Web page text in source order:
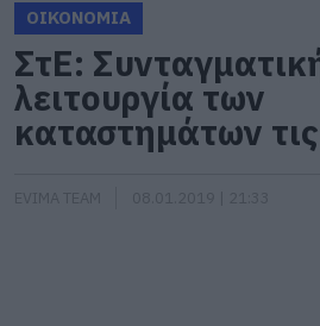
ΟΙΚΟΝΟΜΙΑ
ΣτΕ:
λειτουργία των
καταστημάτων